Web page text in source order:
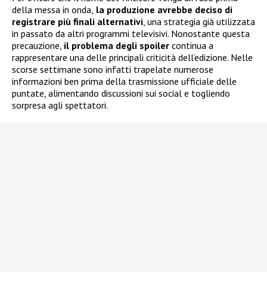
della messa in onda, la produzione avrebbe deciso di
registrare più finali alternativi , una strategia già utilizzata
in passato da altri programmi televisivi. Nonostante questa
precauzione, il problema degli spoiler continua a
rappresentare una delle principali criticità dell’edizione. Nelle
scorse settimane sono infatti trapelate numerose
informazioni ben prima della trasmissione ufficiale delle
puntate, alimentando discussioni sui social e togliendo
sorpresa agli spettatori.